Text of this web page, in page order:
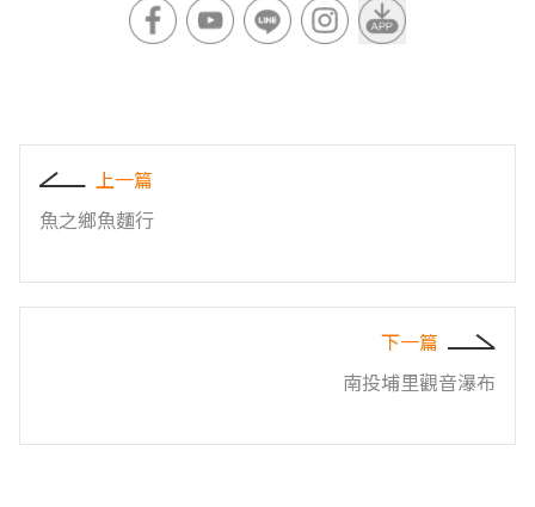
上一篇
魚之鄉魚麵行
下一篇
南投埔里觀音瀑布